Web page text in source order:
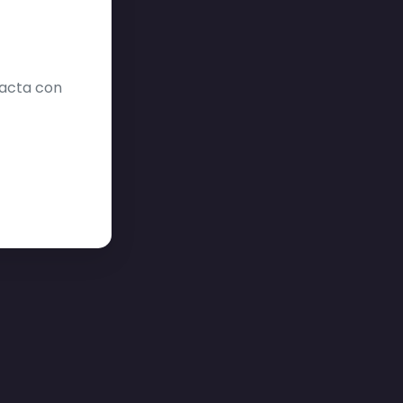
con